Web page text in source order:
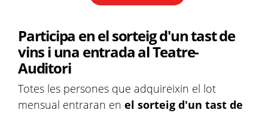
Participa en el sorteig d'un tast de
vins i una entrada al Teatre-
Auditori
Totes les persones que adquireixin el lot
mensual entraran en el sorteig d'un tast de